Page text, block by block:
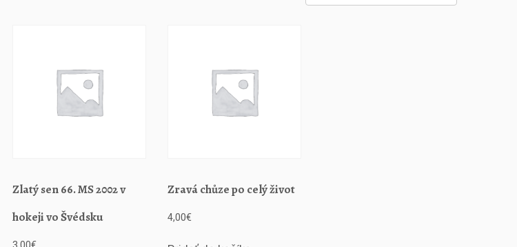
Zlatý sen 66. MS 2002 v
hokeji vo Švédsku
Zravá chůze po celý život
4,00€